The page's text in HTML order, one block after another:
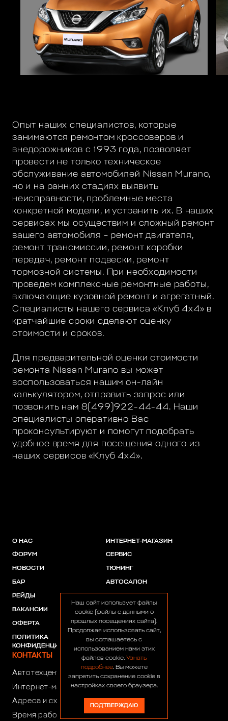
Опыт наших специалистов, которые
занимаются ремонтом кроссоверов и
внедорожников с 1993 года, позволяет
провести не только техническое
обслуживание автомобилей Nissan Murano,
но и на ранних стадиях выявить
неисправности, проблемные места
конкретной модели, и устранить их. В наших
сервисах мы осуществим и сложный ремонт
вашего автомобиля – ремонт двигателя,
ремонт трансмиссии, ремонт коробки
передач, ремонт подвески, ремонт
тормозной системы. При необходимости
проведем комплексные ремонтные работы,
включающие кузовной ремонт и агрегатный.
Специалисты нашего сервиса «Клуб 4х4» в
кратчайшие сроки сделают оценку
стоимости и сроков.
Для предварительной оценки стоимости
ремонта Nissan Murano вы может
воспользоваться нашим он-лайн
калькулятором, отправить запрос или
позвонить нам 8(499)922-44-44. Наши
специалисты оперативно Вас
проконсультируют и помогут подобрать
удобное время для посещения одного из
наших сервисов «Клуб 4х4».
О НАС
ФОРУМ
НОВОСТИ
БАР
РЕЙДЫ
ВАКАНСИИ
ОФЕРТА
ПОЛИТИКА
КОНФИДЕНЦИАЛЬНОСТИ
ИНТЕРНЕТ-МАГАЗИН
СЕРВИС
ТЮНИНГ
АВТОСАЛОН
ПАРТНЕРЫ
КОНТАКТЫ
Автотехцентр:
Интернет-магазин:+7 (916) 922-44-44
Адреса и схемы проезда
Время работы автотехцентра:
Наш сайт использует файлы
cookie (файлы с данными о
прошлых посещениях сайта).
Продолжая использовать сайт,
вы соглашаетесь с
использованием нами этих
файлов cookie. Узнать
подробнее. Вы можете
запретить сохранение cookie в
настройках своего браузера.
ПОДТВЕРЖДАЮ